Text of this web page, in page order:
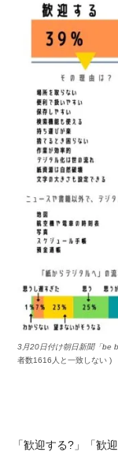
3月20日付け朝日新聞「be
者数1616人と一致しない )
「歓迎する?」「歓